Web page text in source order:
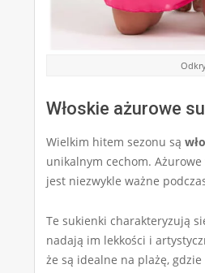
Włoskie ażurowe
Wielkim hitem sezonu są
unikalnym cechom.
jest niezwykle ważne
Te sukienki charakteryzują
nadają im lekkości i
że są idealne na plażę,